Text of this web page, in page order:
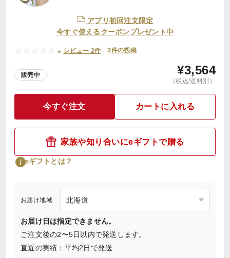
アプリ初回注文限定
今すぐ使えるクーポンプレゼント中
- レビュー 2件 3件の投稿
販売中 ¥3,564
（税込/送料別）
今すぐ注文 カートに入れる
家族や知り合いにeギフトで贈る
eギフトとは？
お届け地域
お届け日は指定できません。
ご注文後の2〜5日以内で発送します。
直近の実績：平均2日で発送